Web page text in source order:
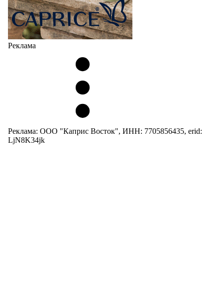
Реклама
Реклама: ООО "Каприс Восток", ИНН: 7705856435, erid:
LjN8K34jk